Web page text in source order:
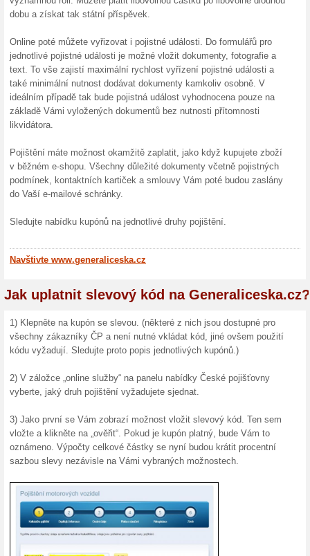
minut. Velikost a stabilita
schopni za všech okolností
až se něco semele.
15 % sleva na
Generaliceska.cz
100% fungovalo Akce
Klikněte si pro 15% slevu
pár minut. Velikost a stabilita
schopni za všech okolností
až se něco semele.
10 % sleva na
100% fungovalo Akce
Klikněte si pro 10% slevu na